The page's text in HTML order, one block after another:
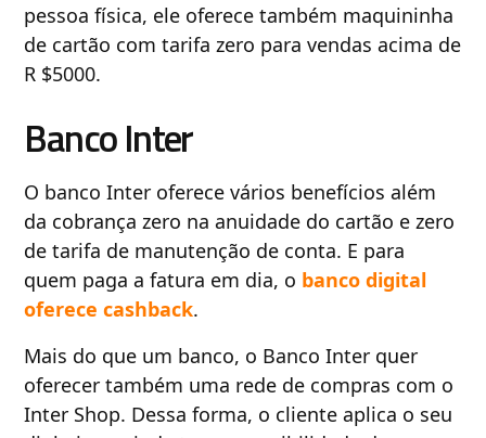
pessoa física, ele oferece também maquininha
de cartão com tarifa zero para vendas acima de
R $5000.
Banco Inter
O banco Inter oferece vários benefícios além
da cobrança zero na anuidade do cartão e zero
de tarifa de manutenção de conta. E para
quem paga a fatura em dia, o banco digital
oferece cashback.
Mais do que um banco, o Banco Inter quer
oferecer também uma rede de compras com o
Inter Shop. Dessa forma, o cliente aplica o seu